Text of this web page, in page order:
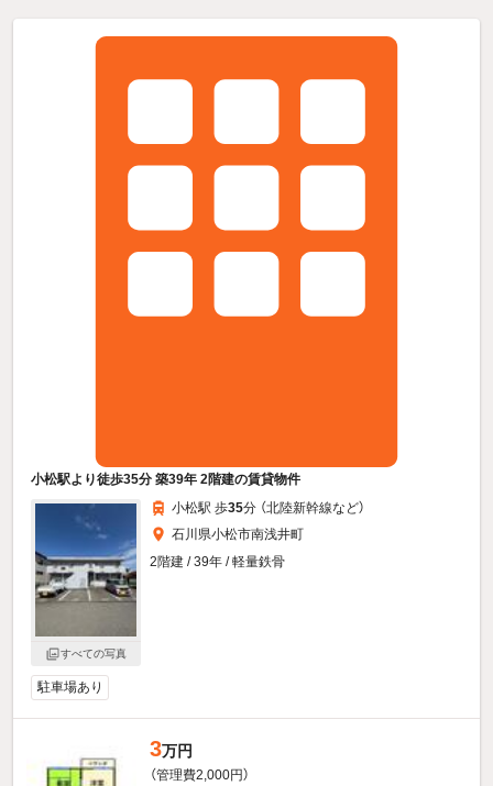
小松駅より徒歩35分 築39年 2階建の賃貸物件
すべての写真
小松駅 歩35分 （北陸新幹線など）
石川県小松市南浅井町
2階建 / 39年 / 軽量鉄骨
駐車場あり
3万円
（管理費2,000円）